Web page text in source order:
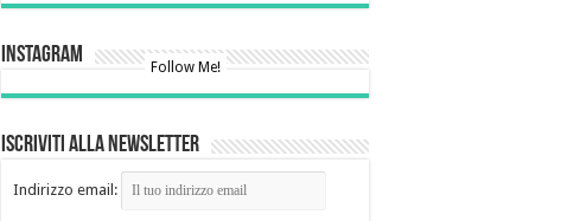
Instagram Follow Me!
Iscriviti alla newsletter
Indirizzo email: